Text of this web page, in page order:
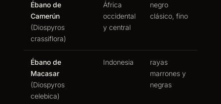
Ébano de
Camerún
(Diospyros
crassiflora)
África
occidental
y central
negro
clásico, fino
Ébano de
Macasar
(Diospyros
celebica)
Indonesia
rayas
marrones y
negras